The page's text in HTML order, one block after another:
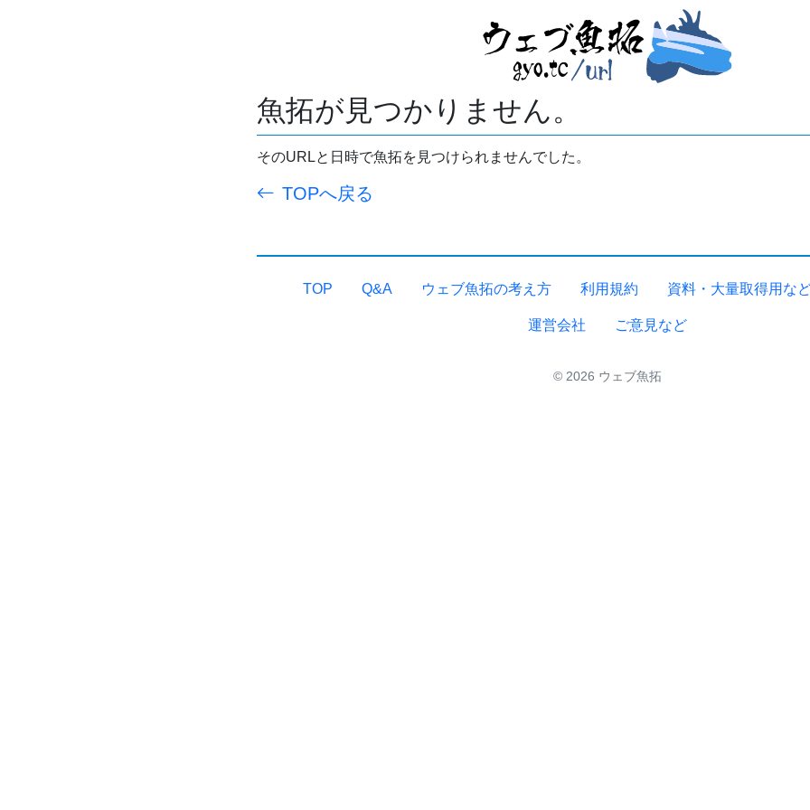
魚拓が見つかりません。
そのURLと日時で魚拓を見つけられませんでした。
TOPへ戻る
TOP Q&A ウェブ魚拓の考え方 利用規約 資料・大量取得用な
運営会社 ご意見など
© 2026 ウェブ魚拓